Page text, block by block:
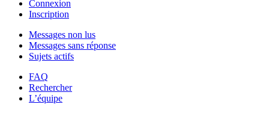
Connexion
Inscription
Messages non lus
Messages sans réponse
Sujets actifs
FAQ
Rechercher
L’équipe